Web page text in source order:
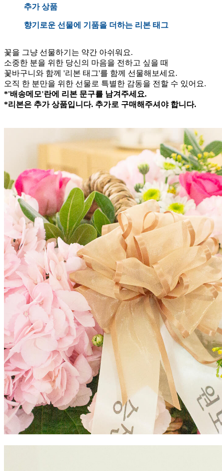
추가 상품
향기로운 선물에 기품을 더하는 리본 태그
꽃을 그냥 선물하기는 약간 아쉬워요.
소중한 분을 위한 당신의 마음을 전하고 싶을 때
꽃바구니와 함께 '리본 태그'를 함께 선물해보세요.
오직 한 분만을 위한 선물로 특별한 감동을 전할 수 있어요.
*'배송메모'란에 리본 문구를 남겨주세요.
*리본은 추가 상품입니다. 추가로 구매해주셔야 합니다.